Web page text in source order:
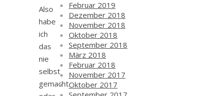
Also
habe
ich
das
nie
selbst
gemacht
Februar 2019
Dezember 2018
November 2018
Oktober 2018
September 2018
März 2018
Februar 2018
November 2017
Oktober 2017